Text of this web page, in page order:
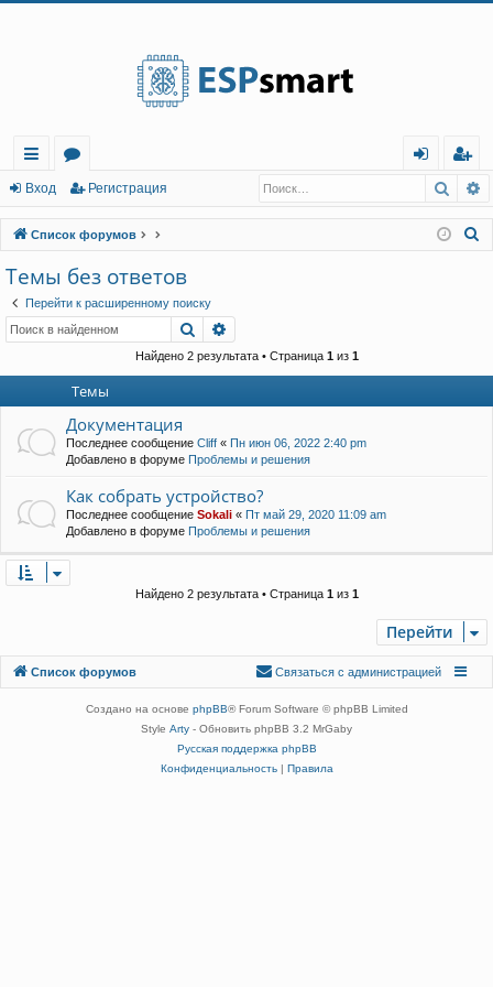
с
ы
лк
и
о
ру
м
ы
д
г
ис
тр
Вход Регистрация
Список форумов
Темы без ответов
Перейти к расширенному поиску
Поиск
Найдено 2 результата • Страница 1из 1
Темы
Документация
Последнее сообщение Cliff « Пн июн 06, 2022 2:40 pm
Добавлено в форуме Проблемы и решения
Как собрать устройство?
Последнее сообщение Sokali « Пт май 29, 2020 11:09 am
Добавлено в форуме Проблемы и решения
Найдено 2 результата • Страница 1из 1
Перейти
Список форумов
Связаться с
Связаться с администрацией
Создано на основе phpBB® Forum Software © phpBB Limited
Style Arty - Обновить phpBB 3.2 MrGaby
Русская поддержка phpBB
Конфиденциальность| Правила